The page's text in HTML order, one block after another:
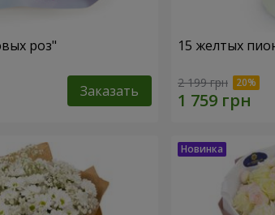
роз"
Заказать
15 желтых
2 199 грн